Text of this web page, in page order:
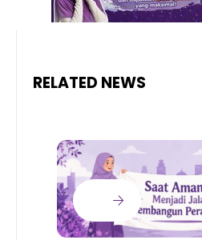
RELATED NEWS